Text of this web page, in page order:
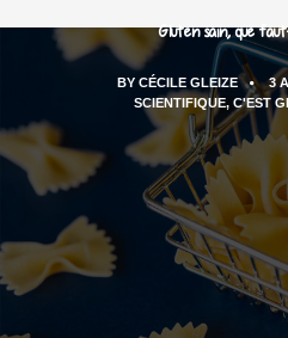
Gluten sain, que
BY CÉCILE GLEIZE 3
SCIENTIFIQUE, C'EST